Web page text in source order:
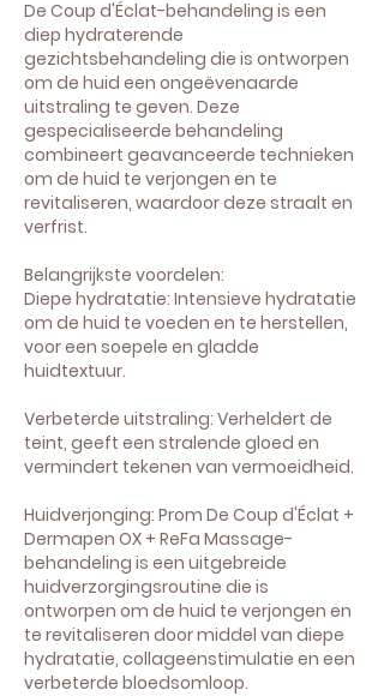
De Coup d'Éclat-behandeling is een
diep hydraterende
gezichtsbehandeling die is ontworpen
om de huid een ongeëvenaarde
uitstraling te geven. Deze
gespecialiseerde behandeling
combineert geavanceerde technieken
om de huid te verjongen en te
revitaliseren, waardoor deze straalt en
verfrist.
Belangrijkste voordelen:
Diepe hydratatie: Intensieve hydratatie
om de huid te voeden en te herstellen,
voor een soepele en gladde
huidtextuur.
Verbeterde uitstraling: Verheldert de
teint, geeft een stralende gloed en
vermindert tekenen van vermoeidheid.
Huidverjonging: Prom De Coup d'Éclat +
Dermapen OX + ReFa Massage-
behandeling is een uitgebreide
huidverzorgingsroutine die is
ontworpen om de huid te verjongen en
te revitaliseren door middel van diepe
hydratatie, collageenstimulatie en een
verbeterde bloedsomloop.